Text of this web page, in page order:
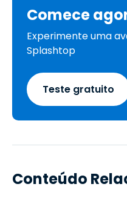
Comece
Experimente uma
Splashtop
Teste gratuito
Conteúdo